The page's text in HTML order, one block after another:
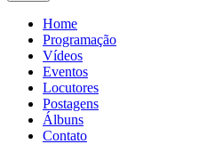
Home
Programação
Vídeos
Eventos
Locutores
Postagens
Álbuns
Contato